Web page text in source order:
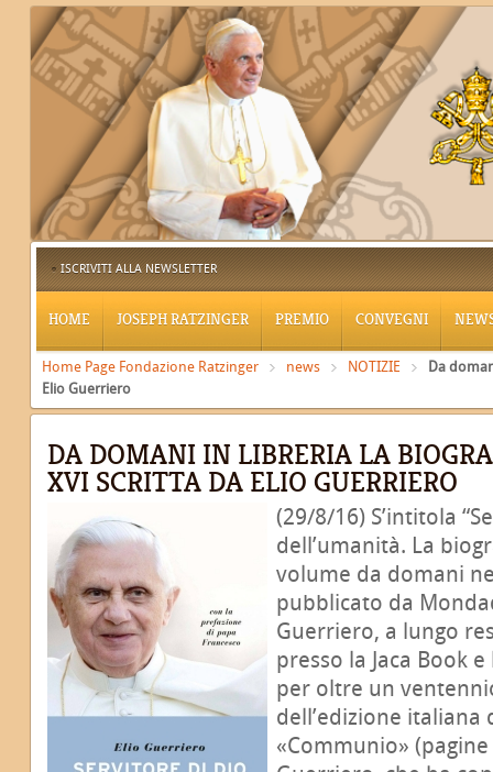
ISCRIVITI ALLA NEWSLETTER
HOME JOSEPH RATZINGER PREMIO CONVEGNI
Home Page Fondazione Ratzinger news NOTIZIE
Da
Elio Guerriero
DA DOMANI IN LIBRERIA LA
XVI SCRITTA DA ELIO GUERRIERO
(29/8/16) S’intitola
dell’umanità. La
volume da domani
pubblicato da
Guerriero, a lungo
presso la Jaca Book
per oltre un
dell’edizione italiana
«Communio»